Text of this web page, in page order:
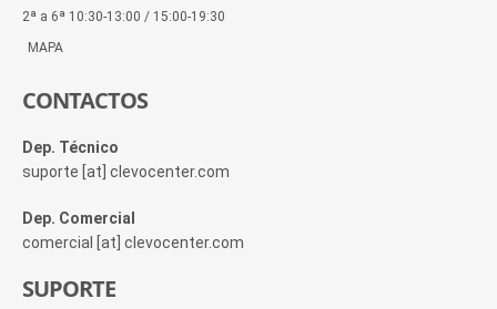
2ª a 6ª 10:30-13:00 / 15:00-19:30
MAPA
CONTACTOS
Dep. Técnico
suporte [at] clevocenter.com
Dep. Comercial
comercial [at] clevocenter.com
SUPORTE